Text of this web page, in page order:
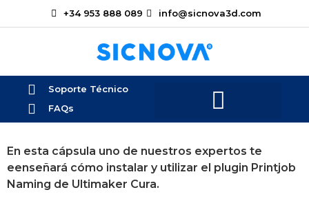
+34 953 888 089 info@sicnova3d.com
Soporte Técnico
FAQs
En esta cápsula uno de nuestros expertos te
eenseñará cómo instalar y utilizar el plugin Printjob
Naming de Ultimaker Cura.